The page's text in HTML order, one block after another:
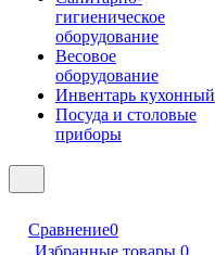
гигиеническое
оборудование
Весовое
оборудование
Инвентарь кухонный
Посуда и столовые
приборы
Сравнение0
Избранные товары 0